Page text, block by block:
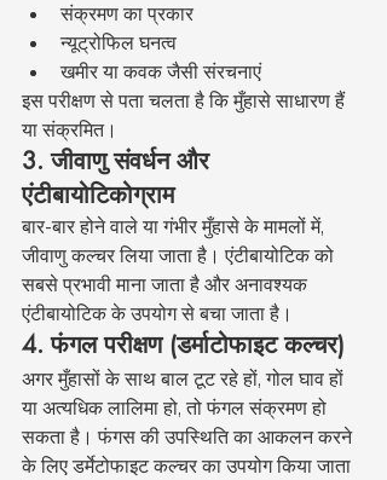
संक्रमण का प्रकार
न्यूट्रोफिल घनत्व
खमीर या कवक जैसी संरचनाएं
इस परीक्षण से पता चलता है कि मुँहासे साधारण हैं
या संक्रमित।
3. जीवाणु संवर्धन और
एंटीबायोटिकोग्राम
बार-बार होने वाले या गंभीर मुँहासे के मामलों में,
जीवाणु कल्चर लिया जाता है। एंटीबायोटिक को
सबसे प्रभावी माना जाता है और अनावश्यक
एंटीबायोटिक के उपयोग से बचा जाता है।
4. फंगल परीक्षण (डर्माटोफाइट कल्चर)
अगर मुँहासों के साथ बाल टूट रहे हों, गोल घाव हों
या अत्यधिक लालिमा हो, तो फंगल संक्रमण हो
सकता है। फंगस की उपस्थिति का आकलन करने
के लिए डर्मेटोफाइट कल्चर का उपयोग किया जाता